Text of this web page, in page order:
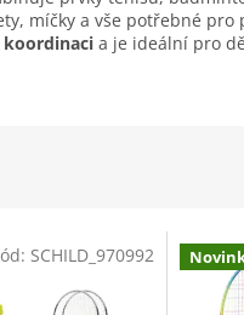
míčky a vše potřebné pro
koordinaci a je ideální pro
SCHILD_970992